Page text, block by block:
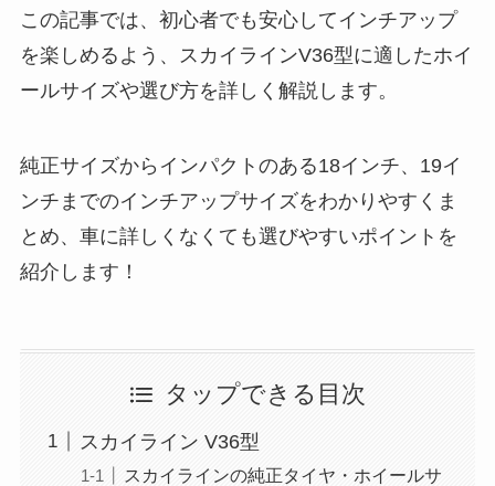
この記事では、初心者でも安心してインチアップ
を楽しめるよう、スカイラインV36型に適したホイ
ールサイズや選び方を詳しく解説します。
純正サイズからインパクトのある18インチ、19イ
ンチまでのインチアップサイズをわかりやすくま
とめ、車に詳しくなくても選びやすいポイントを
紹介します！
タップできる目次
スカイライン V36型
スカイラインの純正タイヤ・ホイールサ